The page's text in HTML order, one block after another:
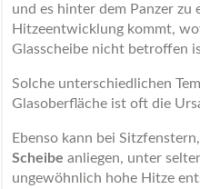
und es hinter dem Panzer zu
Hitzeentwicklung kommt,
Glasscheibe nicht betroffen
Solche unterschiedlichen
Glasoberfläche ist oft die
Ebenso kann bei
Scheibe anliegen, unter
ungewöhnlich hohe Hitze